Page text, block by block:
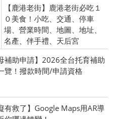
【鹿港老街】鹿港老街必吃１
０美食！小吃、交通、停車
場、營業時間、地圖、地址、
名產、伴手禮、天后宮
補助申請】2026全台托育補助
覽！撥款時間/申請資格
有救了】Google Maps用AR導